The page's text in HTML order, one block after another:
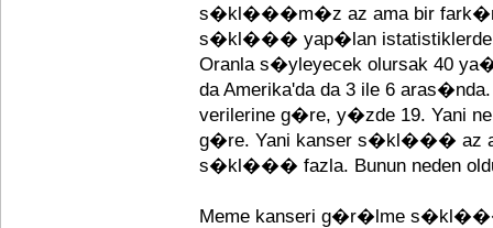
s�kl���m�z az ama bir
s�kl��� yap�lan
Oranla s�yleyecek olursak 40
da Amerika'da da 3 ile 6
verilerine g�re, y�zde 19. Yani
g�re. Yani kanser s�kl��� az
s�kl��� fazla. Bunun neden
Meme kanseri g�r�lme